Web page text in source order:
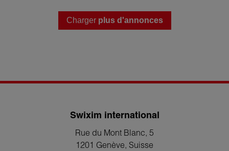
Charger plus d'annonces
Swixim international
Rue du Mont Blanc, 5
1201 Genève, Suisse